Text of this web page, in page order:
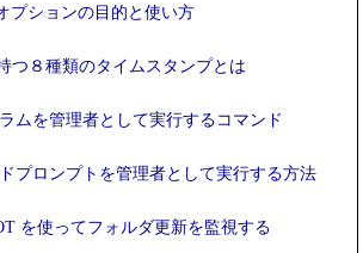
プションの目的と使い方
つ８種類のタイムスタンプとは
ムを管理者として実行するコマンド
プロンプトを管理者として実行する方法
を使ってフォルダ更新を監視する